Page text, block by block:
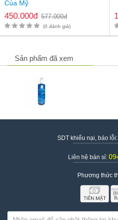
Thành phần làm sạch
Không chứa cồn
Của Mỹ
450.000đ 577.000đ
(0 đánh giá)
Sản phẩm đã xem
SDT khiếu nại, báo lỗi:
Liên hệ bán sỉ:
Phương thức